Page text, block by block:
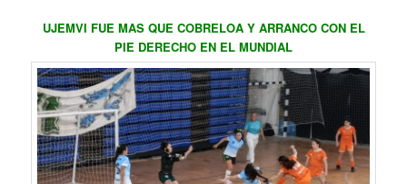
UJEMVI FUE MAS QUE COBRELOA Y ARRANCO CON EL
PIE DERECHO EN EL MUNDIAL